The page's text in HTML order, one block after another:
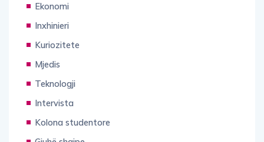
Inxhinieri
Kuriozitete
Mjedis
Teknologji
Intervista
Kolona studentore
Gjuhë shqipe